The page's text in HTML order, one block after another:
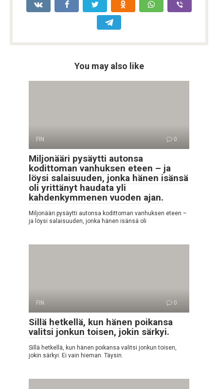
You may also like
FIN 0
Miljonääri pysäytti autonsa
kodittoman vanhuksen eteen – ja
löysi salaisuuden, jonka hänen isänsä
oli yrittänyt haudata yli
kahdenkymmenen vuoden ajan.
Miljonääri pysäytti autonsa kodittoman vanhuksen eteen –
ja löysi salaisuuden, jonka hänen isänsä oli
FIN 0
Sillä hetkellä, kun hänen poikansa
valitsi jonkun toisen, jokin särkyi.
Sillä hetkellä, kun hänen poikansa valitsi jonkun toisen,
jokin särkyi. Ei vain hieman. Täysin.